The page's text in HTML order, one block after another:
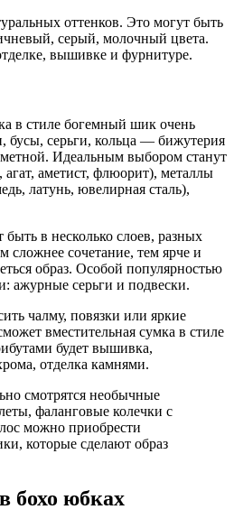
оттенков. Это могут быть
серый, молочный цвета.
вышивке и фурнитуре.
в стиле богемный шик очень
бусы, серьги, кольца — бижутерия
Идеальным выбором станут
аметист, флюорит), металлы
латунь, ювелирная сталь),
в несколько слоев, разных
сложнее сочетание, тем ярче и
образ. Особой популярностью
ажурные серьги и подвески.
чалму, повязки или яркие
вместительная сумка в стиле
будет вышивка,
отделка камнями.
смотрятся необычные
фаланговые колечки с
можно приобрести
которые сделают образ
бохо юбках